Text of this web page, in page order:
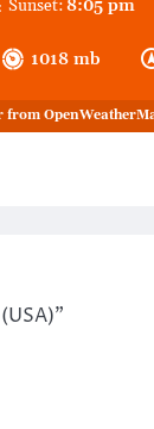
1018 mb
Sunset:8:05 pm
from